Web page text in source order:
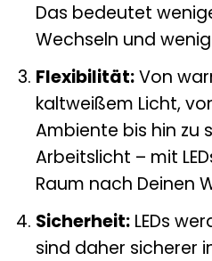
Das bedeutet
Wechseln und
Flexibilität:Von
kaltweißem Licht,
Ambiente bis hin zu
Arbeitslicht – mit
Raum nach Deinen
Sicherheit:LEDs
sind daher sicherer